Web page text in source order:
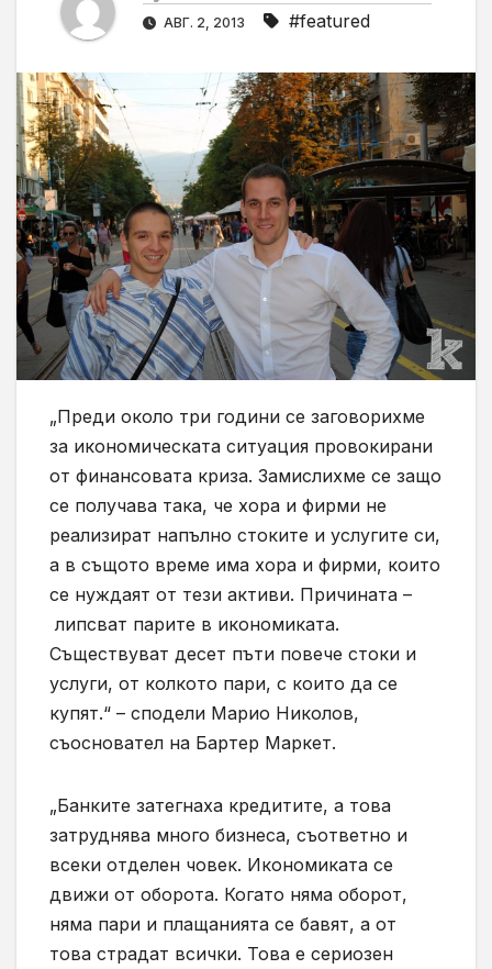
АВГ. 2, 2013 #featured
„Преди около три години се заговорихме
за икономическата ситуация провокирани
от финансовата криза. Замислихме се защо
се получава така, че хора и фирми не
реализират напълно стоките и услугите си,
а в същото време има хора и фирми, които
се нуждаят от тези активи. Причината –
липсват парите в икономиката.
Съществуват десет пъти повече стоки и
услуги, от колкото пари, с които да се
купят.“ – сподели Марио Николов,
съосновател на Бартер Маркет.
„Банките затегнаха кредитите, а това
затруднява много бизнеса, съответно и
всеки отделен човек. Икономиката се
движи от оборота. Когато няма оборот,
няма пари и плащанията се бавят, а от
това страдат всички. Това е сериозен